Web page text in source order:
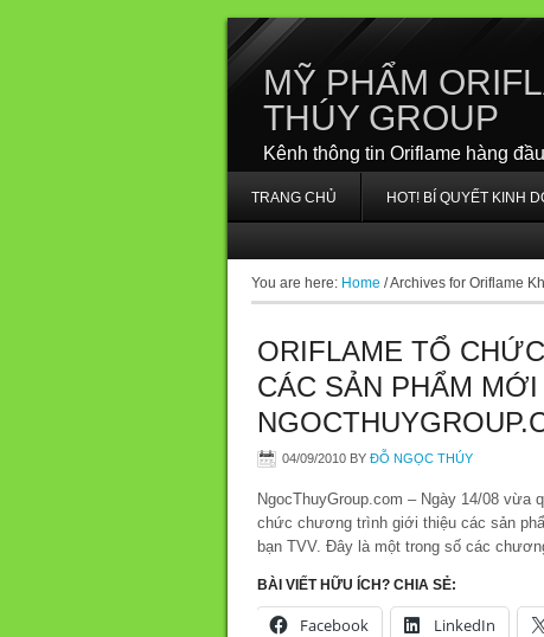
MỸ PHẨM
THÚY GROUP
Kênh thông tin Oriflame hàng
TRANG CHỦ HOT! BÍ QUYẾT KINH
You are here: Home /Archives for Oriflame
ORIFLAME TỔ
CÁC SẢN PHẨM
04/09/2010 BY ĐỖ NGỌC THÚY
NgocThuyGroup.com – Ngày 14/08 vừa
chức chương trình giới thiệu các sản
bạn TVV. Đây là một trong số các
BÀI VIẾT HỮU ÍCH? CHIA SẺ:
Facebook LinkedIn